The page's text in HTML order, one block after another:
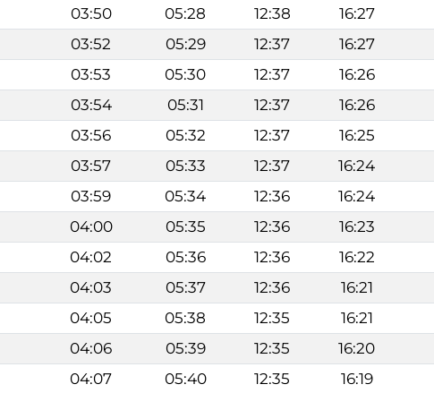
03:50 05:28 12:38 16:27
03:52 05:29 12:37 16:27
03:53 05:30 12:37 16:26
03:54 05:31 12:37 16:26
03:56 05:32 12:37 16:25
03:57 05:33 12:37 16:24
03:59 05:34 12:36 16:24
04:00 05:35 12:36 16:23
04:02 05:36 12:36 16:22
04:03 05:37 12:36 16:21
04:05 05:38 12:35 16:21
04:06 05:39 12:35 16:20
04:07 05:40 12:35 16:19